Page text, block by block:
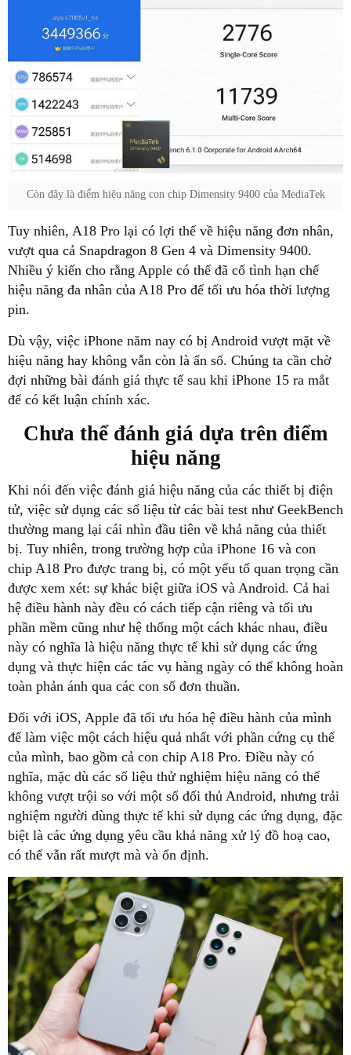
Còn đây là điểm hiệu năng con chip Dimensity 9400 của MediaTek
Tuy nhiên, A18 Pro lại có lợi thế về hiệu năng đơn nhân,
vượt qua cả Snapdragon 8 Gen 4 và Dimensity 9400.
Nhiều ý kiến cho rằng Apple có thể đã cố tình hạn chế
hiệu năng đa nhân của A18 Pro để tối ưu hóa thời lượng
pin.
Dù vậy, việc iPhone năm nay có bị Android vượt mặt về
hiệu năng hay không vẫn còn là ẩn số. Chúng ta cần chờ
đợi những bài đánh giá thực tế sau khi iPhone 15 ra mắt
để có kết luận chính xác.
Chưa thể đánh giá dựa trên điểm
hiệu năng
Khi nói đến việc đánh giá hiệu năng của các thiết bị điện
tử, việc sử dụng các số liệu từ các bài test như GeekBench
thường mang lại cái nhìn đầu tiên về khả năng của thiết
bị. Tuy nhiên, trong trường hợp của iPhone 16 và con
chip A18 Pro được trang bị, có một yếu tố quan trọng cần
được xem xét: sự khác biệt giữa iOS và Android. Cả hai
hệ điều hành này đều có cách tiếp cận riêng và tối ưu
phần mềm cũng như hệ thống một cách khác nhau, điều
này có nghĩa là hiệu năng thực tế khi sử dụng các ứng
dụng và thực hiện các tác vụ hàng ngày có thể không hoàn
toàn phản ánh qua các con số đơn thuần.
Đối với iOS, Apple đã tối ưu hóa hệ điều hành của mình
để làm việc một cách hiệu quả nhất với phần cứng cụ thể
của mình, bao gồm cả con chip A18 Pro. Điều này có
nghĩa, mặc dù các số liệu thử nghiệm hiệu năng có thể
không vượt trội so với một số đối thủ Android, nhưng trải
nghiệm người dùng thực tế khi sử dụng các ứng dụng, đặc
biệt là các ứng dụng yêu cầu khả năng xử lý đồ hoạ cao,
có thể vẫn rất mượt mà và ổn định.